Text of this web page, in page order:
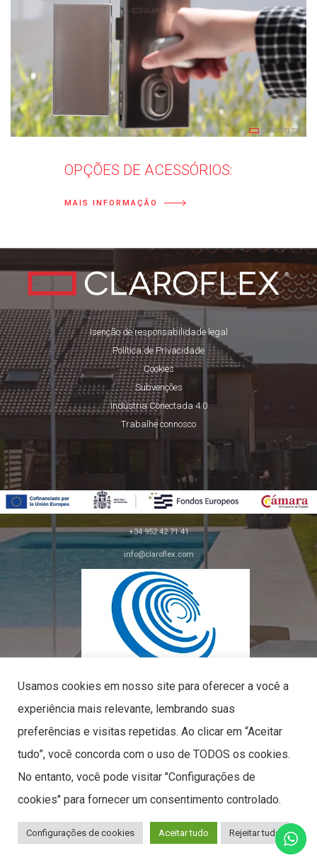
OPÇÕES DE ACESSÓRIOS:
MAIS INFORMAÇÃO
Isenção de responsabilidade legal
Política de Privacidade
Cookies
Subvenções
Indústria Conectada 4.0
Trabalhe connosco
+34 952 42 71 41
info@claroflex.com
C/ José Calderón, parcela 350 (apdo. 30)
29590, Málaga
CLAROFLEX© 2026. TODOS OS DIREITOS RESERVADOS.
Usamos cookies em nosso site para oferecer a você a
experiência mais relevante, lembrando suas
preferências e visitas repetidas. Ao clicar em “Aceitar
tudo”, você concorda com o uso de TODOS os cookies.
No entanto, você pode visitar "Configurações de
cookies" para fornecer um consentimento controlado.
Configurações de cookies Aceitar tudo Rejeitar tudo